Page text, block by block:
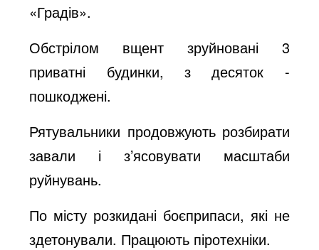
«Градів».
Обстрілом вщент зруйновані 3
приватні будинки, з десяток -
пошкоджені.
Рятувальники продовжують розбирати
завали і з’ясовувати масштаби
руйнувань.
По місту розкидані боєприпаси, які не
здетонували. Працюють піротехніки.